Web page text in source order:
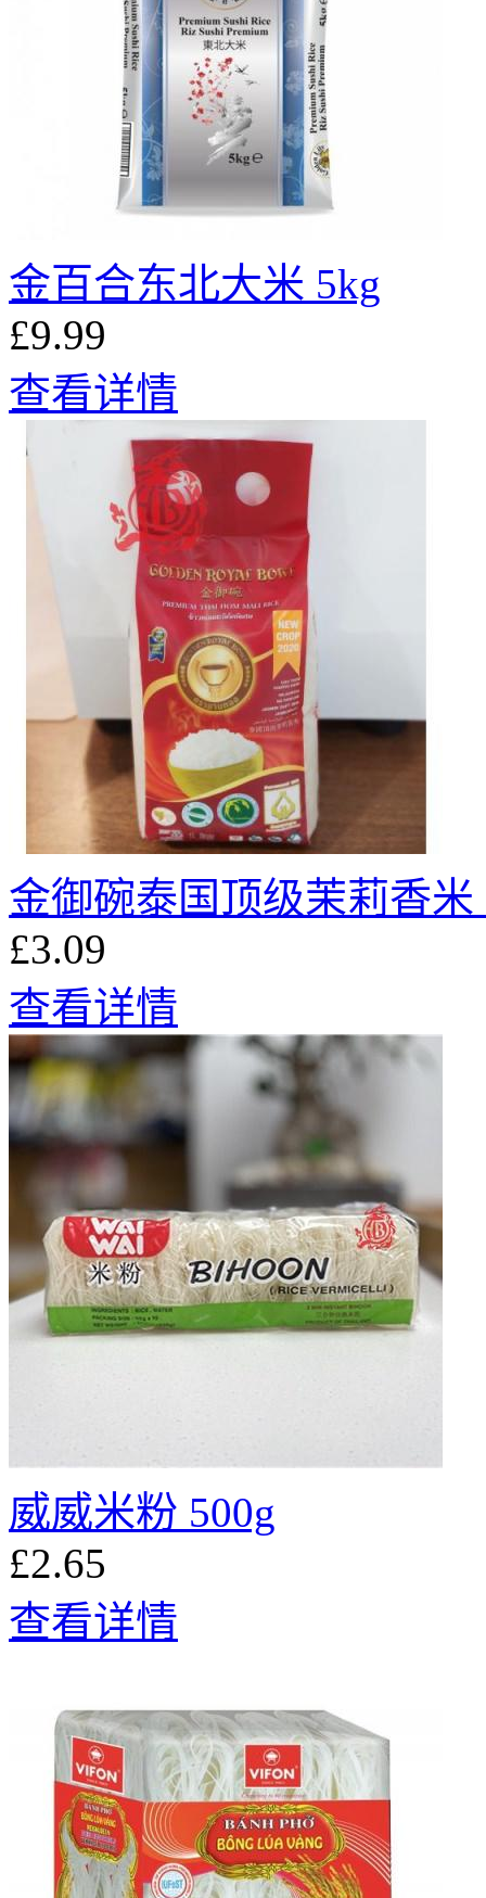
金百合东北大米 5kg
£9.99
查看详情
金御碗泰国顶级茉莉香米
£3.09
查看详情
威威米粉 500g
£2.65
查看详情